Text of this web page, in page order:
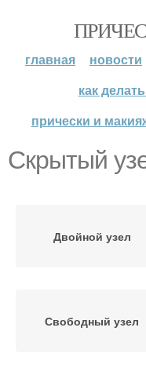
главная новости
как
прически и
Скрытый
Двойной узел
Свободный узел